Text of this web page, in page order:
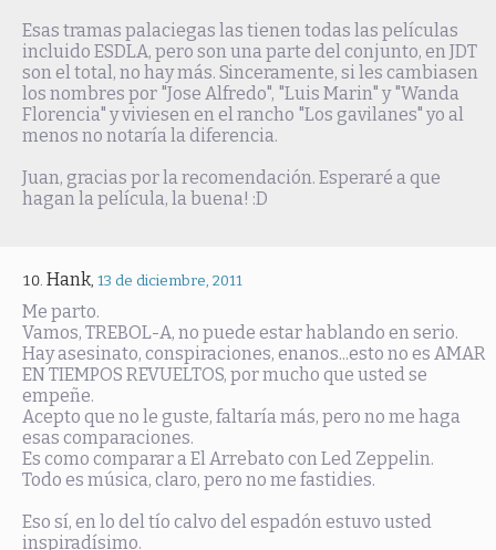
Esas tramas palaciegas las tienen todas las películas
incluido ESDLA, pero son una parte del conjunto, en JDT
son el total, no hay más. Sinceramente, si les cambiasen
los nombres por "Jose Alfredo", "Luis Marin" y "Wanda
Florencia" y viviesen en el rancho "Los gavilanes" yo al
menos no notaría la diferencia.
Juan, gracias por la recomendación. Esperaré a que
hagan la película, la buena! :D
Hank 13 de diciembre, 2011
Me parto.
Vamos, TREBOL-A, no puede estar hablando en serio.
Hay asesinato, conspiraciones, enanos...esto no es AMAR
EN TIEMPOS REVUELTOS, por mucho que usted se
empeñe.
Acepto que no le guste, faltaría más, pero no me haga
esas comparaciones.
Es como comparar a El Arrebato con Led Zeppelin.
Todo es música, claro, pero no me fastidies.
Eso sí, en lo del tío calvo del espadón estuvo usted
inspiradísimo.